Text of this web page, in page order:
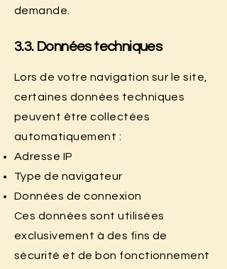
demande.
3.3. Données techniques
Lors de votre navigation sur le site,
certaines données techniques
peuvent être collectées
automatiquement :
Adresse IP
Type de navigateur
Données de connexion
Ces données sont utilisées
exclusivement à des fins de
sécurité et de bon fonctionnement